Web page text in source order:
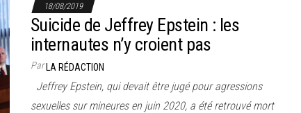
18/08/2019
Suicide de Jeffrey Epstein : les
internautes n’y croient pas
ParLA RÉDACTION
Jeffrey Epstein, qui devait être jugé pour agressions
sexuelles sur mineures en juin 2020, a été retrouvé mort